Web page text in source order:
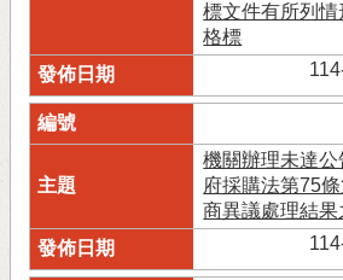
標文件有所列
格標
機關辦理未達
府採購法第75
商異議處理結